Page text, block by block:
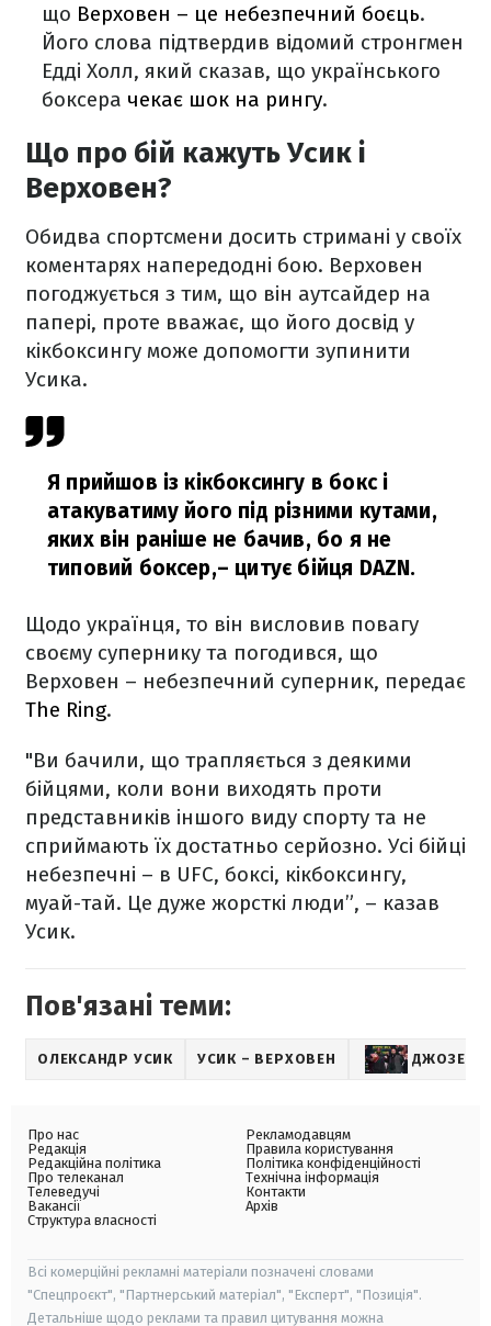
що Верховен – це небезпечний боєць.
Його слова підтвердив відомий стронгмен
Едді Холл, який сказав, що українського
боксера чекає шок на рингу.
Що про бій кажуть Усик і
Верховен?
Обидва спортсмени досить стримані у своїх
коментарях напередодні бою. Верховен
погоджується з тим, що він аутсайдер на
папері, проте вважає, що його досвід у
кікбоксингу може допомогти зупинити
Усика.
Я прийшов із кікбоксингу в бокс і
атакуватиму його під різними кутами,
яких він раніше не бачив, бо я не
типовий боксер,– цитує бійця DAZN.
Щодо українця, то він висловив повагу
своєму супернику та погодився, що
Верховен – небезпечний суперник, передає
The Ring.
"Ви бачили, що трапляється з деякими
бійцями, коли вони виходять проти
представників іншого виду спорту та не
сприймають їх достатньо серйозно. Усі бійці
небезпечні – в UFC, боксі, кікбоксингу,
муай-тай. Це дуже жорсткі люди”, – казав
Усик.
Пов'язані теми:
ОЛЕКСАНДР УСИК УСИК – ВЕРХОВЕН ДЖОЗЕФ
Про нас
Редакція
Редакційна політика
Про телеканал
Телеведучі
Вакансії
Структура власності
Рекламодавцям
Правила користування
Політика конфіденційності
Технічна інформація
Контакти
Архів
Всі комерційні рекламні матеріали позначені словами
"Спецпроєкт", "Партнерський матеріал", "Експерт", "Позиція".
Детальніше щодо реклами та правил цитування можна